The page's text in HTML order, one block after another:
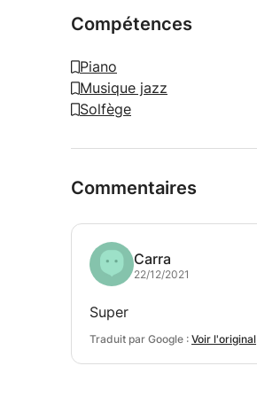
Compétences
Piano
Musique jazz
Solfège
Commentaires
Carra
22/12/2021
Super
Traduit par Google : Voir l'original